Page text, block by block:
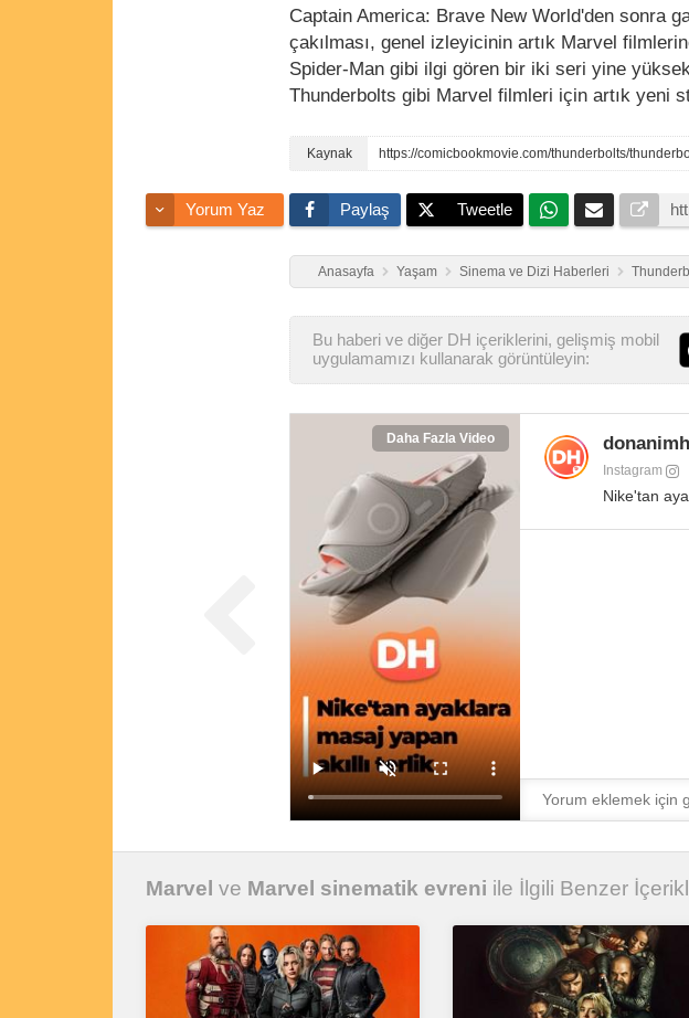
Captain America: Brave New World'den sonra
çakılması, genel izleyicinin artık Marvel
Spider-Man gibi ilgi gören bir iki seri yine
Thunderbolts gibi Marvel filmleri için artık yeni
Yorum Yaz Paylaş Tweetle
Anasayfa Yaşam Sinema ve Dizi Haberleri
Bu haberi ve diğer DH içeriklerini, gelişmiş mobil
uygulamamızı kullanarak görüntüleyin:
Daha Fazla Video
Instagram
Nike'tan
Marvel ve Marvel sinematik evreni ile İlgili Benzer